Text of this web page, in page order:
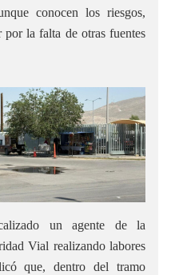
conocen los riesgos,
la falta de otras fuentes
un agente de la
Vial realizando labores
que, dentro del tramo